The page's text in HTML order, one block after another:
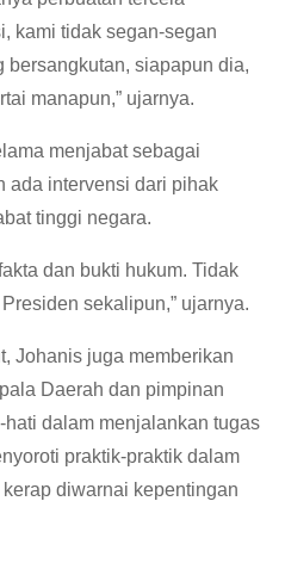
kami tidak segan-segan
bersangkutan, siapapun dia,
manapun,” ujarnya.
menjabat sebagai
ada intervensi dari pihak
tinggi negara.
dan bukti hukum. Tidak
sekalipun,” ujarnya.
Johanis juga memberikan
Daerah dan pimpinan
dalam menjalankan tugas
praktik-praktik dalam
diwarnai kepentingan